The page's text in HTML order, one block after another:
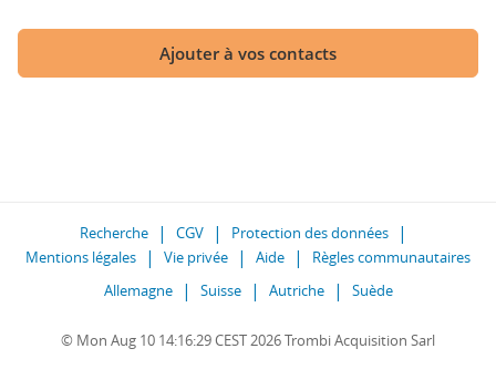
Ajouter à vos contacts
Recherche CGV
Protection des données
Mentions légales
Vie privée Aide
Règles communautaires
Allemagne
Suisse Autriche Suède
© Mon Aug 10 14:16:29 CEST 2026 Trombi Acquisition Sarl